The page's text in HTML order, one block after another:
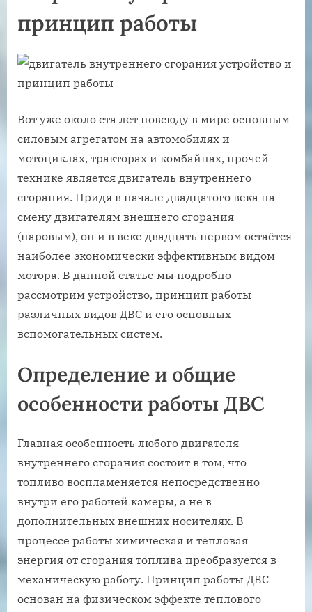
принцип работы
Вот уже около ста лет повсюду в мире основным
силовым агрегатом на автомобилях и
мотоциклах, тракторах и комбайнах, прочей
технике является двигатель внутреннего
сгорания. Придя в начале двадцатого века на
смену двигателям внешнего сгорания
(паровым), он и в веке двадцать первом остаётся
наиболее экономически эффективным видом
мотора. В данной статье мы подробно
рассмотрим устройство, принцип работы
различных видов ДВС и его основных
вспомогательных систем.
Определение и общие
особенности работы ДВС
Главная особенность любого двигателя
внутреннего сгорания состоит в том, что
топливо воспламеняется непосредственно
внутри его рабочей камеры, а не в
дополнительных внешних носителях. В
процессе работы химическая и тепловая
энергия от сгорания топлива преобразуется в
механическую работу. Принцип работы ДВС
основан на физическом эффекте теплового